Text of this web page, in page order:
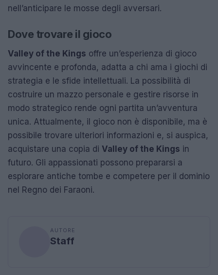
nell’anticipare le mosse degli avversari.
Dove trovare il gioco
Valley of the Kings offre un’esperienza di gioco
avvincente e profonda, adatta a chi ama i giochi di
strategia e le sfide intellettuali. La possibilità di
costruire un mazzo personale e gestire risorse in
modo strategico rende ogni partita un’avventura
unica. Attualmente, il gioco non è disponibile, ma è
possibile trovare ulteriori informazioni e, si auspica,
acquistare una copia di Valley of the Kings in
futuro. Gli appassionati possono prepararsi a
esplorare antiche tombe e competere per il dominio
nel Regno dei Faraoni.
AUTORE
Staff